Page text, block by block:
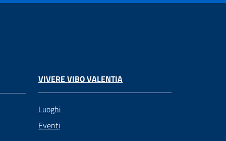
VIVERE VIBO VALENTIA
Luoghi
Eventi